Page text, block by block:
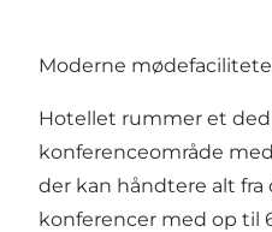
Moderne
Hotellet rummer et
konferenceområde
der kan håndtere alt
konferencer med op til